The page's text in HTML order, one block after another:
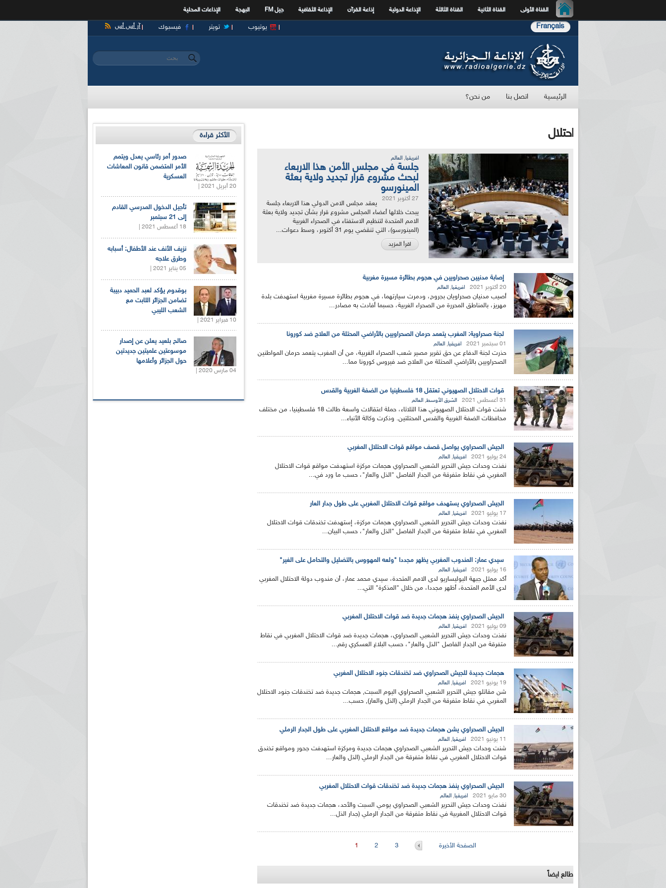
القناة الأولى القناة الثانية القناة الثالثة الإذاعة الدولية إذاعة القرآن الإذاعة الثقافية جيل FM البهجة الإذاعات المحلية
Français آر أس أس فيسبوك تويتر يوتيوب
استمارة البحث
‏بحث ‏
الرئيسية اتصل بنا من نحن؟
احتلال
افريقيا, العالم
جلسة في مجلس الأمن هذا الاربعاء
لبحث مشروع قرار تجديد ولاية بعثة
المينورسو
27 أكتوبر 2021
يعقد مجلس الامن الدولي هذا الاربعاء جلسة
يبحث خلالها أعضاء المجلس مشروع قرار بشأن تجديد ولاية بعثة
الامم المتحدة لتنظيم الاستفتاء في الصحراء الغربية
(المينورسو)، التي تنقضي يوم 31 أكتوبر، وسط دعوات...
اقرأ المزيد
إصابة مدنيين صحراويين في هجوم بطائرة مسيرة مغربية
20 أكتوبر 2021 افريقيا, العالم
أصيب مدنيان صحراويان بجروح، ودمرت سيارتهما، في هجوم بطائرة مسيرة مغربية استهدفت بلدة
مهريز، بالمناطق المحررة من الصحراء الغربية، حسبما أفادت به مصادر...
لجنة صحراوية: المغرب يتعمد حرمان الصحراويين بالأراضي المحتلة من العلاج ضد كورونا
01 سبتمبر 2021 افريقيا, العالم
حذرت لجنة الدفاع عن حق تقرير مصير شعب الصحراء الغربية، من أن المغرب يتعمد حرمان المواطنين
الصحراويين بالأراضي المحتلة من العلاج ضد فيروس كورونا مما...
قوات الاحتلال الصهيوني تعتقل 18 فلسطينيا من الضفة الغربية والقدس
31 أغسطس 2021 الشرق الأوسط, العالم
شنت قوات الاحتلال الصهيوني هذا الثلاثاء، حملة اعتقالات واسعة طالت 18 فلسطينيا، من مختلف
محافظات الضفة الغربية والقدس المحتلتين. وذكرت وكالة الأنباء...
الجيش الصحراوي يواصل قصف مواقع قوات الاحتلال المغربي
24 يوليو 2021 افريقيا, العالم
نفذت وحدات جيش التحرير الشعبي الصحراوي هجمات مركزة استهدفت مواقع قوات الاحتلال
المغربي في نقاط متفرقة من الجدار الفاصل "الذل والعار"، حسب ما ورد في...
الجيش الصحراوي يستهدف مواقع قوات الاحتلال المغربي على طول جدار العار
17 يوليو 2021 افريقيا, العالم
نفذت وحدات جيش التحرير الشعبي الصحراوي هجمات مركزة، إستهدفت تخندقات قوات الاحتلال
المغربي في نقاط متفرقة من الجدار الفاصل "الذل والعار"، حسب البيان...
سيدي عمار: المندوب المغربي يظهر مجددا "ولعه المهووس بالتضليل والتحامل على الغير"
16 يوليو 2021 افريقيا, العالم
أكد ممثل جبهة البوليساريو لدى الامم المتحدة، سيدي محمد عمار، أن مندوب دولة الاحتلال المغربي
لدى الأمم المتحدة، أظهر مجددا، من خلال "المذكرة" التي...
الجيش الصحراوي ينفذ هجمات جديدة ضد قوات الاحتلال المغربي
09 يوليو 2021 افريقيا, العالم
نفذت وحدات جيش التحرير الشعبي الصحراوي، هجمات جديدة ضد قوات الاحتلال المغربي في نقاط
متفرقة من الجدار الفاصل "الذل والعار"، حسب البلاغ العسكري رقم...
هجمات جديدة للجيش الصحراوي ضد تخندقات جنود الاحتلال المغربي
19 يونيو 2021 افريقيا, العالم
شن مقاتلو جيش التحرير الشعبي الصحراوي اليوم السبت, هجمات جديدة ضد تخندقات جنود الاحتلال
المغربي في نقاط متفرقة من الجدار الرملي (الذل والعار), حسب...
الجيش الصحراوي يشن هجمات جديدة ضد مواقع الاحتلال المغربي على طول الجدار الرملي
11 يونيو 2021 افريقيا, العالم
شنت وحدات جيش التحرير الشعبي الصحراوي هجمات جديدة ومركزة استهدفت جحور ومواقع تخندق
قوات الاحتلال المغربي في نقاط متفرقة من الجدار الرملي (الذل والعار...
الجيش الصحراوي ينفذ هجمات جديدة ضد تخندقات قوات الاحتلال المغربي
30 مايو 2021 افريقيا, العالم
نفذت وحدات جيش التحرير الشعبي الصحراوي يومي السبت والأحد، هجمات جديدة ضد تخندقات
قوات الاحتلال المغربية في نقاط متفرقة من الجدار الرملي (جدار الذل...
1 2 3 الصفحة الأخيرة
طالع ايضاً
الأكثر قراءة
صدور أمر رئاسي يعدل ويتمم
الأمر المتضمن قانون المعاشات
العسكرية
20 أبريل 2021 |
تأجيل الدخول المدرسي القادم
إلى 21 سبتمبر
18 أغسطس 2021 |
نزيف الأنف عند الأطفال: أسبابه
وطرق علاجه
05 يناير 2021 |
بوقدوم يؤكد لعبد الحميد دبيبة
تضامن الجزائر الثابت مع
الشعب الليبي
10 فبراير 2021 |
صالح بلعيد يعلن عن إصدار
موسوعتين علميتين جديدتين
حول الجزائر وأعلامها
04 مارس 2020 |